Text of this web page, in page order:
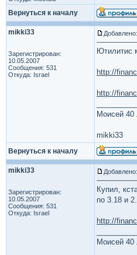
Вернуться к началу
mikki33
Зарегистрирован:
10.05.2007
Сообщения: 531
Откуда: Israel
Ютилитис
http://
http://
Моисей 40
mikki33
Вернуться к началу
mikki33
Зарегистрирован:
10.05.2007
Сообщения: 531
Откуда: Israel
Купил,
по 3.18 и
http://
Моисей 40